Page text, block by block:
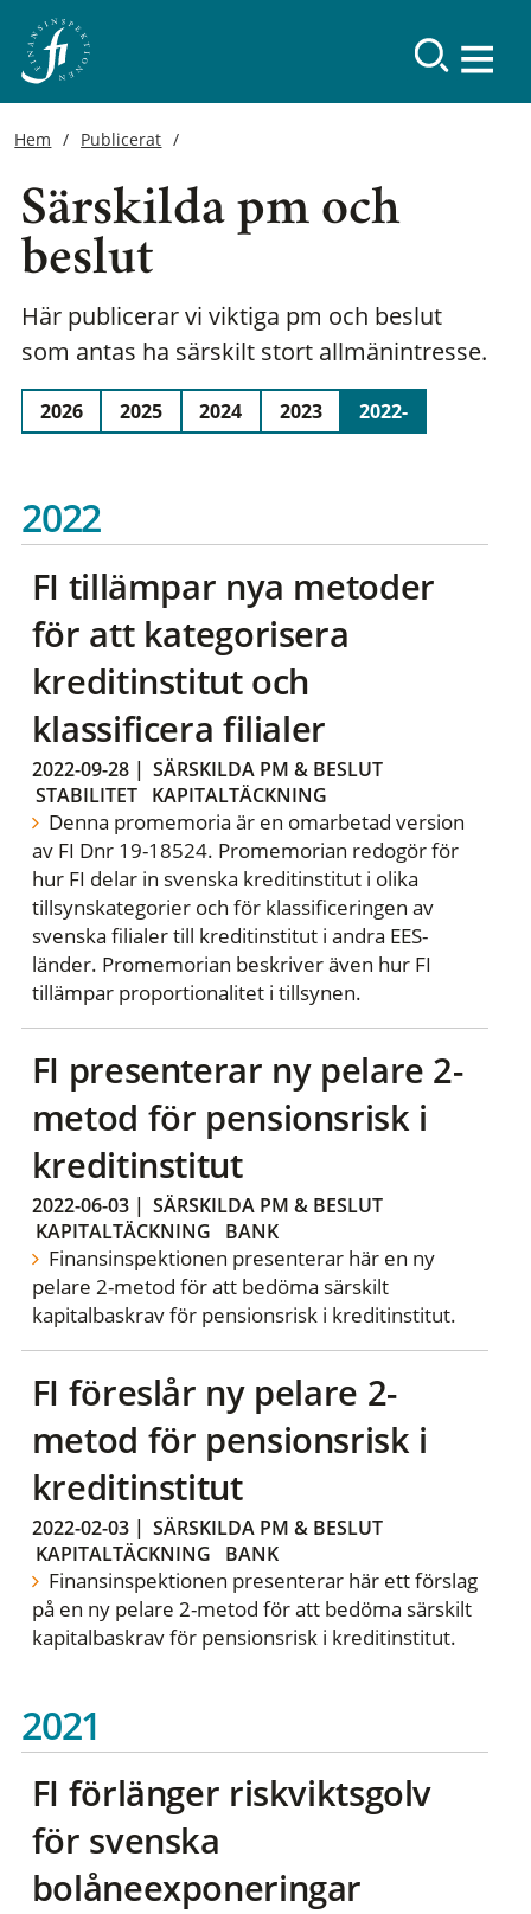
Hem Publicerat
Särskilda pm och
beslut
Här publicerar vi viktiga pm och beslut
som antas ha särskilt stort allmänintresse.
2026 2025 2024 2023 2022-
2022
FI tillämpar nya metoder
för att kategorisera
kreditinstitut och
klassificera filialer
2022-09-28| SÄRSKILDA PM & BESLUT
STABILITET
KAPITALTÄCKNING
Denna promemoria är en omarbetad version
av FI Dnr 19-18524. Promemorian redogör för
hur FI delar in svenska kreditinstitut i olika
tillsynskategorier och för klassificeringen av
svenska filialer till kreditinstitut i andra EES-
länder. Promemorian beskriver även hur FI
tillämpar proportionalitet i tillsynen.
FI presenterar ny pelare 2-
metod för pensionsrisk i
kreditinstitut
2022-06-03| SÄRSKILDA PM & BESLUT
KAPITALTÄCKNING
BANK
Finansinspektionen presenterar här en ny
pelare 2-metod för att bedöma särskilt
kapitalbaskrav för pensionsrisk i kreditinstitut.
FI föreslår ny pelare 2-
metod för pensionsrisk i
kreditinstitut
2022-02-03| SÄRSKILDA PM & BESLUT
KAPITALTÄCKNING
BANK
Finansinspektionen presenterar här ett förslag
på en ny pelare 2-metod för att bedöma särskilt
kapitalbaskrav för pensionsrisk i kreditinstitut.
2021
FI förlänger riskviktsgolv
för svenska
bolåneexponeringar